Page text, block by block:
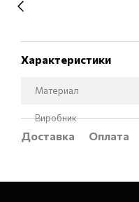
Характеристики
Материал
Виробник
Доставка Оплата